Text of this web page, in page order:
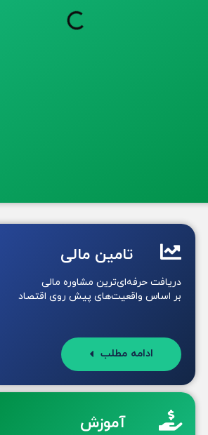
تامین مالی
دریافت حرفه‌ای‌ترین مشاوره مالی
بر اساس واقعیت‌های پیش روی اقتصاد
ادامه مطلب
آموزش